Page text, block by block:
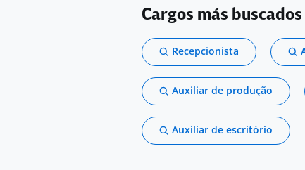
Cargos más buscados
Recepcionista
Auxiliar de produção
Auxiliar de escritório